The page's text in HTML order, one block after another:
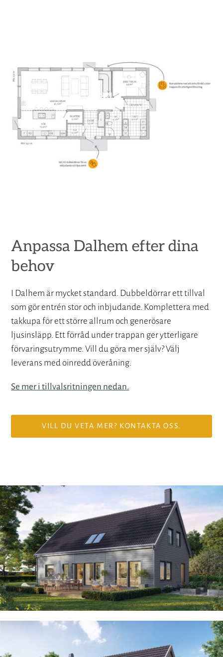
Anpassa Dalhem efter dina
behov
I Dalhem är mycket standard. Dubbeldörrar ett tillval
som gör entrén stor och inbjudande. Komplettera med
takkupa för ett större allrum och generösare
ljusinsläpp. Ett förråd under trappan ger ytterligare
förvaringsutrymme. Vill du göra mer själv? Välj
leverans med oinredd överåning.
Se mer i tillvalsritningen nedan.
VILL DU VETA MER? KONTAKTA OSS.